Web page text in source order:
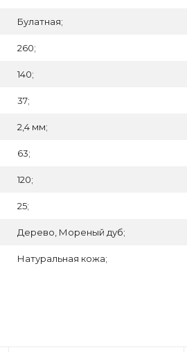
Булатная;
260;
140;
37;
2,4 мм;
63;
120;
25;
Дерево, Мореный дуб;
Натуральная кожа;